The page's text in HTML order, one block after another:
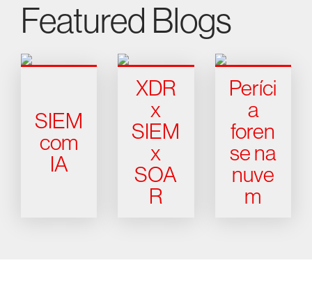
Featured Blogs
SIEM
com
IA
XDR
x
SIEM
x
SOA
R
Períci
a
foren
se na
nuve
m